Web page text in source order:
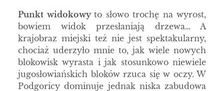
Punkt widokowy to słowo trochę na wyrost,
bowiem widok przesłaniają drzewa… A
krajobraz miejski też nie jest spektakularny,
chociaż uderzyło mnie to, jak wiele nowych
blokowisk wyrasta i jak stosunkowo niewiele
jugosłowiańskich bloków rzuca się w oczy. W
Podgoricy dominuje jednak niska zabudowa